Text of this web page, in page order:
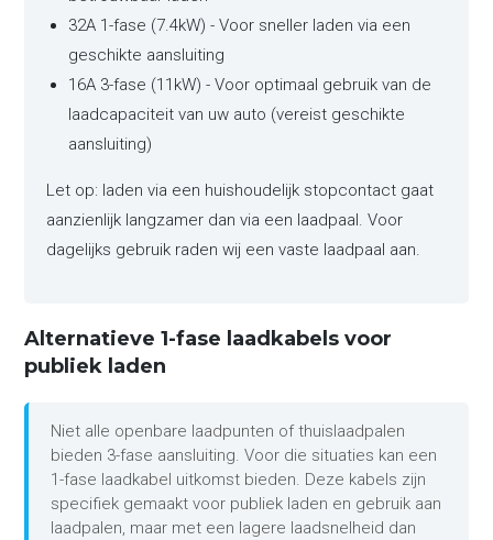
32A 1-fase (7.4kW) - Voor sneller laden via een
geschikte aansluiting
16A 3-fase (11kW) - Voor optimaal gebruik van de
laadcapaciteit van uw auto (vereist geschikte
aansluiting)
Let op: laden via een huishoudelijk stopcontact gaat
aanzienlijk langzamer dan via een laadpaal. Voor
dagelijks gebruik raden wij een vaste laadpaal aan.
Alternatieve 1-fase laadkabels voor
publiek laden
Niet alle openbare laadpunten of thuislaadpalen
bieden 3-fase aansluiting. Voor die situaties kan een
1-fase laadkabel uitkomst bieden. Deze kabels zijn
specifiek gemaakt voor publiek laden en gebruik aan
laadpalen, maar met een lagere laadsnelheid dan